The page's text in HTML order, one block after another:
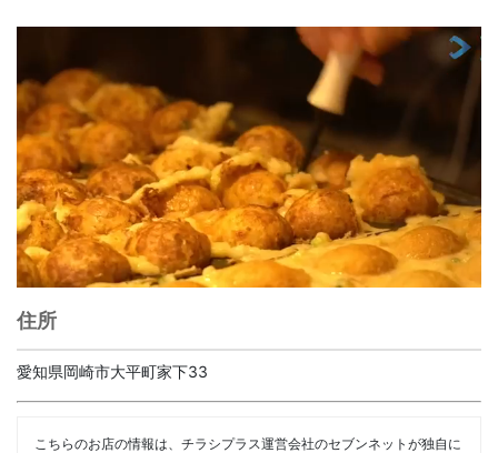
住所
愛知県岡崎市大平町家下33
こちらのお店の情報は、チラシプラス運営会社のセブンネットが独自に